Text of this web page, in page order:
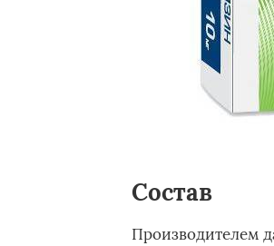
Состав
Производителем